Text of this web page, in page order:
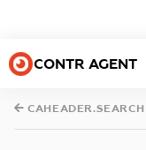
CONTR AGENT
CAHEADER.SEARCH